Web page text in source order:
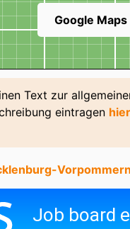
Google
Text zur
eintragen
Vorpommern